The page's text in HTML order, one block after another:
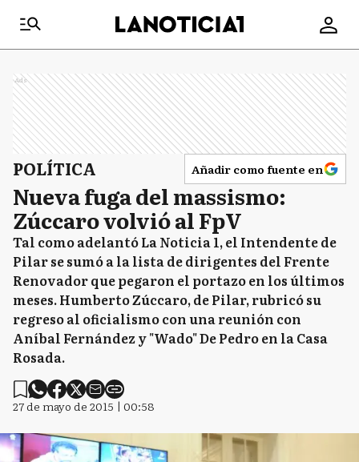
Ads
POLÍTICA Añadir como fuente en
Nueva fuga del massismo:
Zúccaro volvió al FpV
Tal como adelantó La Noticia 1, el Intendente de
Pilar se sumó a la lista de dirigentes del Frente
Renovador que pegaron el portazo en los últimos
meses. Humberto Zúccaro, de Pilar, rubricó su
regreso al oficialismo con una reunión con
Aníbal Fernández y "Wado" De Pedro en la Casa
Rosada.
27 de mayo de 2015 | 00:58